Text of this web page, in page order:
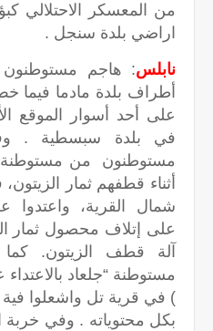
من المعسكر الاحتلالي
اراضي بلدة سنجل .
نابلس: هاجم مستوطنون
أطراف بلدة مادما فيما
على أحد أسوار الموقع
في بلدة سبسطية .
مستوطنون من
أثناء قطفهم ثمار
شمال القرية، واعتدوا
على إتلاف محصول ثمار
آلة قطف الزيتون.
مستوطنة “جلعاد
) في قرية تل واشعلوا فية
بكل محتوياته . وفي خربة